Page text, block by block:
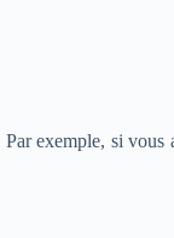
exemple, si